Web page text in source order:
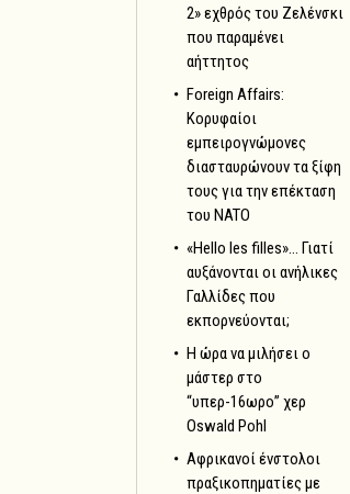
2» εχθρός του Ζελένσκι
που παραμένει
αήττητος
Foreign Affairs:
Κορυφαίοι
εμπειρογνώμονες
διασταυρώνουν τα ξίφη
τους για την επέκταση
του NATO
«Hello les filles»… Γιατί
αυξάνονται οι ανήλικες
Γαλλίδες που
εκπορνεύονται;
Η ώρα να μιλήσει ο
μάστερ στο
“υπερ-16ωρο” χερ
Oswald Pohl
Αφρικανοί ένστολοι
πραξικοπηματίες με